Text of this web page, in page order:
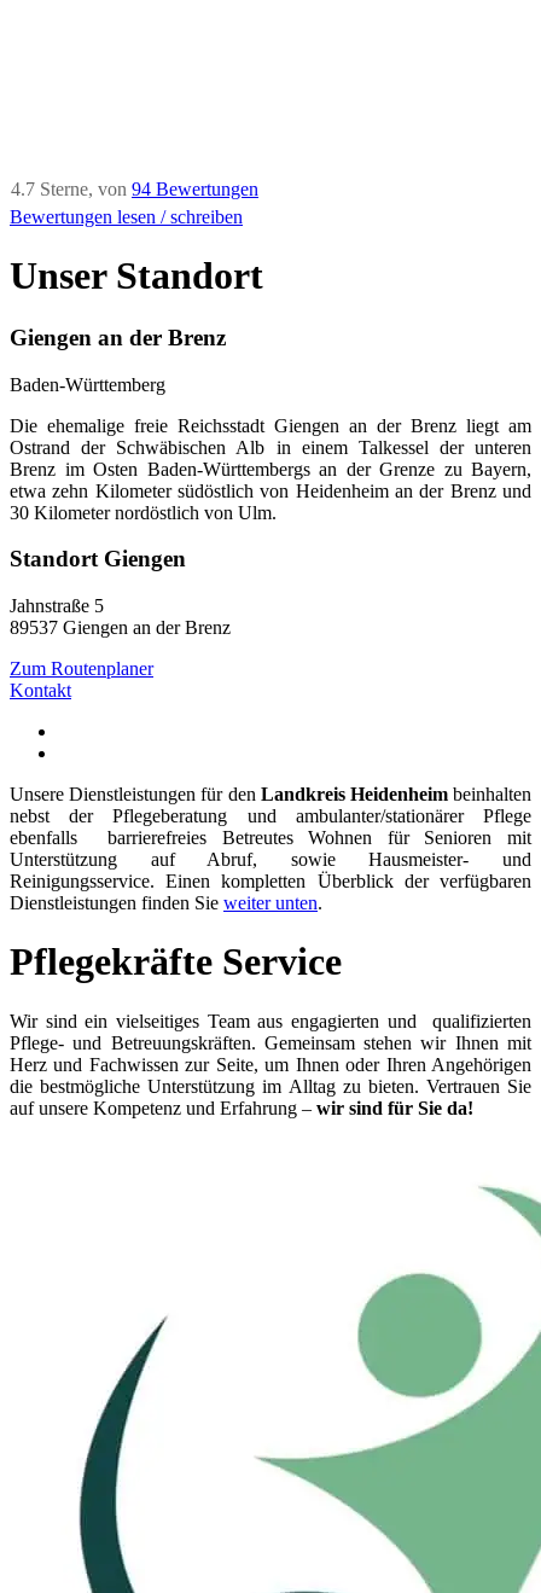
4.7 Sterne, von 94 Bewertungen
Bewertungen lesen / schreiben
Unser Standort
Giengen an der Brenz
Baden-Württemberg
Die ehemalige freie Reichsstadt Giengen an der Brenz liegt am
Ostrand der Schwäbischen Alb in einem Talkessel der unteren
Brenz im Osten Baden-Württembergs an der Grenze zu Bayern,
etwa zehn Kilometer südöstlich von Heidenheim an der Brenz und
30 Kilometer nordöstlich von Ulm.
Standort Giengen
Jahnstraße 5
89537 Giengen an der Brenz
Zum Routenplaner
Kontakt
Unsere Dienstleistungen für den Landkreis Heidenheimbeinhalten
nebst der Pflegeberatung und ambulanter/stationärer Pflege
ebenfalls barrierefreies Betreutes Wohnen für Senioren mit
Unterstützung auf Abruf, sowie Hausmeister- und
Reinigungsservice. Einen kompletten Überblick der verfügbaren
Dienstleistungen finden Sie weiter unten.
Pflegekräfte Service
Wir sind ein vielseitiges Team aus engagierten und qualifizierten
Pflege- und Betreuungskräften. Gemeinsam stehen wir Ihnen mit
Herz und Fachwissen zur Seite, um Ihnen oder Ihren Angehörigen
die bestmögliche Unterstützung im Alltag zu bieten. Vertrauen Sie
auf unsere Kompetenz und Erfahrung – wir sind für Sie da!